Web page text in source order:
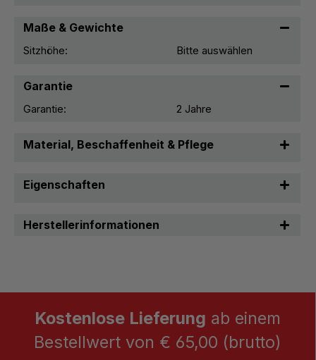
Maße & Gewichte
Sitzhöhe: Bitte auswählen
Garantie
Garantie: 2 Jahre
Material, Beschaffenheit & Pflege
Eigenschaften
Herstellerinformationen
Kostenlose Lieferung ab einem
Bestellwert von € 65,00 (brutto)